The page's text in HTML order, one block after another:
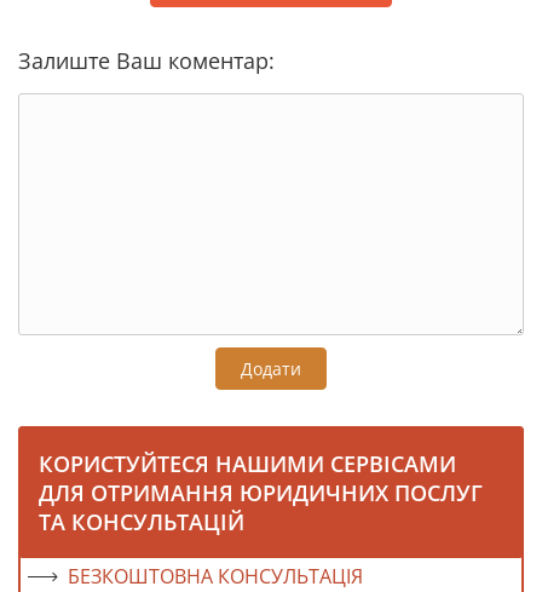
Залиште Ваш коментар:
Додати
КОРИСТУЙТЕСЯ НАШИМИ СЕРВІСАМИ
ДЛЯ ОТРИМАННЯ ЮРИДИЧНИХ ПОСЛУГ
ТА КОНСУЛЬТАЦІЙ
БЕЗКОШТОВНА КОНСУЛЬТАЦІЯ